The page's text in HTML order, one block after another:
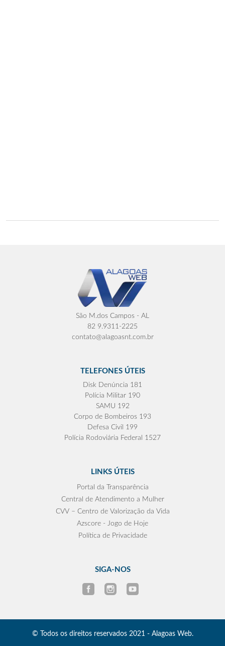
São M.dos Campos - AL
82 9.9311-2225
contato@alagoasnt.com.br
TELEFONES ÚTEIS
Disk Denúncia 181
Polícia Militar 190
SAMU 192
Corpo de Bombeiros 193
Defesa Civil 199
Polícia Rodoviária Federal 1527
LINKS ÚTEIS
Portal da Transparência
Central de Atendimento a Mulher
CVV – Centro de Valorização da Vida
Azscore - Jogo de Hoje
Política de Privacidade
SIGA-NOS
© Todos os direitos reservados 2021 - Alagoas Web.